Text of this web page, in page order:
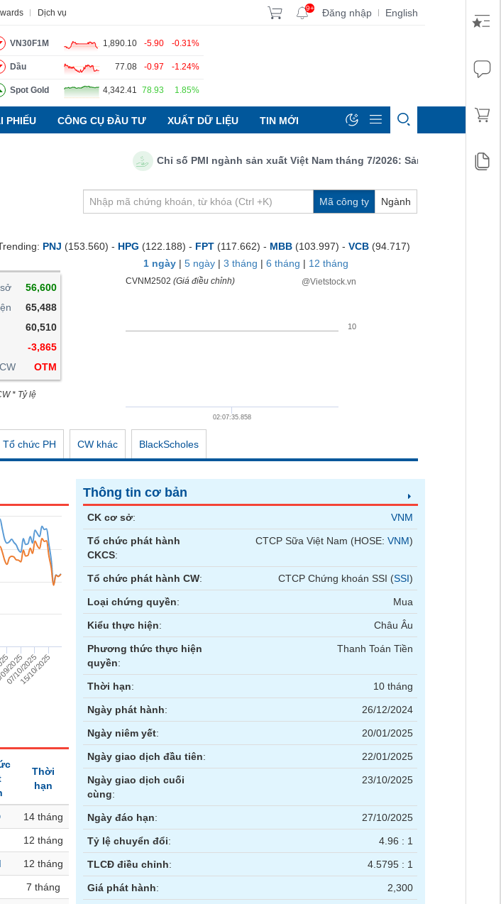
Dịch vụ 9+ Đăng nhập | English
VN30F1M 1,890.10 -5.90 -0.31%
Dầu 77.08 -0.97 -1.24%
Spot Gold 4,342.41 78.93 1.85%
PHIẾU CÔNG CỤ ĐẦU TƯ XUẤT DỮ LIỆU TIN MỚI
Chỉ số PMI ngành sản xuất Việt Nam tháng 7/2026: Sản lượng, số lượng
Mã công ty Ngành
56,600
65,488
60,510
-3,865
OTM
* Tỷ lệ
PNJ (153.560) - HPG (122.188) - FPT (117.662) - MBB (103.997) - VCB (94.717)
1 ngày | 5 ngày | 3 tháng | 6 tháng | 12 tháng
CVNM2502 (Giá điều chỉnh) @Vietstock.vn
02:07:35.858
10
Tổ chức PH CW khác BlackScholes
2025
07/10/2025
15/10/2025
Thời
hạn
14 tháng
12 tháng
12 tháng
7 tháng
Thông tin cơ bản
CK cơ sở: VNM
Tổ chức phát hành
CKCS:
CTCP Sữa Việt Nam (HOSE:VNM)
Tổ chức phát hành CW: CTCP Chứng khoán SSI (SSI)
Loại chứng quyền: Mua
Kiểu thực hiện: Châu Âu
Phương thức thực hiện
quyền:
Thanh Toán Tiền
Thời hạn: 10 tháng
Ngày phát hành: 26/12/2024
Ngày niêm yết: 20/01/2025
Ngày giao dịch đầu tiên: 22/01/2025
Ngày giao dịch cuối
cùng:
23/10/2025
Ngày đáo hạn: 27/10/2025
Tỷ lệ chuyển đổi: 4.96 : 1
TLCĐ điều chỉnh: 4.5795 : 1
Giá phát hành: 2,300
tích Thuật ngữ Dịch vụ
PHÁI SINH
TRÁI PHIẾU
CÔNG CỤ ĐẦU TƯ
XUẤT DỮ LIỆU
TIN MỚI
Trái phiếu